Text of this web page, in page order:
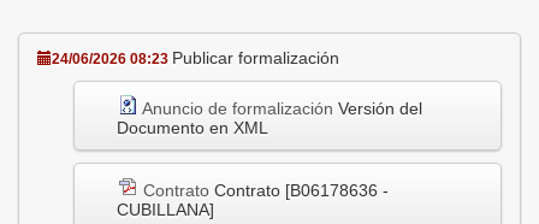
24/06/2026 08:23 Publicar formalización
Anuncio de formalización Versión del
Documento en XML
Contrato Contrato [B06178636 -
CUBILLANA]